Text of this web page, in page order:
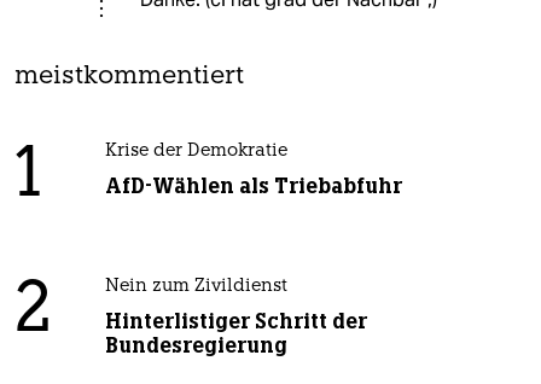
meistkommentiert
1 Krise der Demokratie
AfD-Wählen als Triebabfuhr
2 Nein zum Zivildienst
Hinterlistiger Schritt der
Bundesregierung